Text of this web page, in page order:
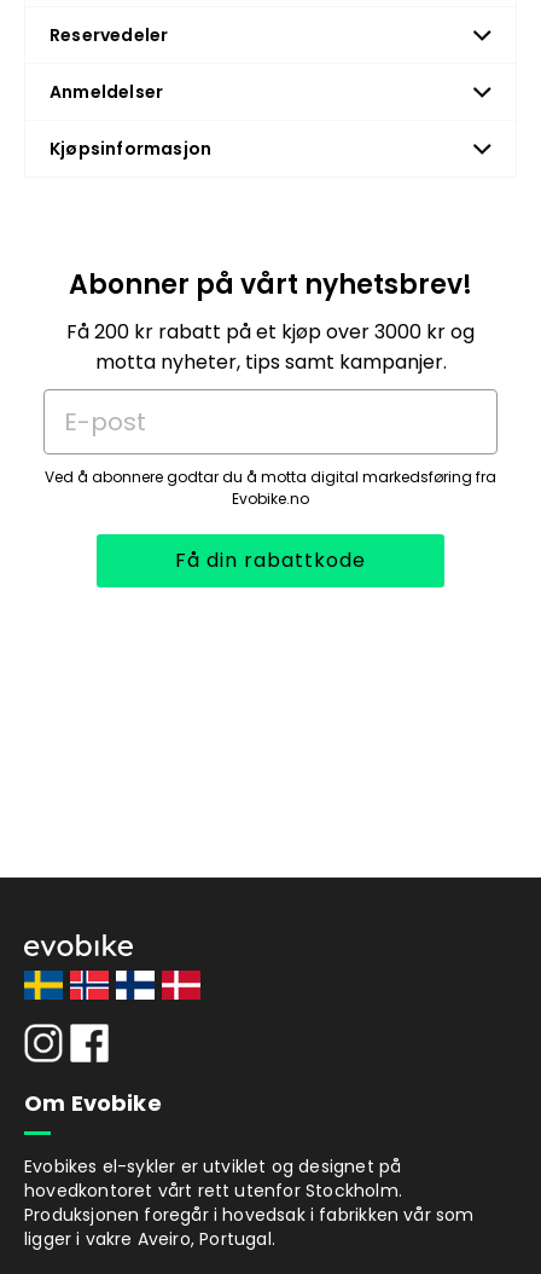
Reservedeler
Anmeldelser
Kjøpsinformasjon
Abonner på vårt nyhetsbrev!
Få 200 kr rabatt på et kjøp over 3000 kr og
motta nyheter, tips samt kampanjer.
E-post
Ved å abonnere godtar du å motta digital markedsføring fra
Evobike.no
Få din rabattkode
Om Evobike
Evobikes el-sykler er utviklet og designet på
hovedkontoret vårt rett utenfor Stockholm.
Produksjonen foregår i hovedsak i fabrikken vår som
ligger i vakre Aveiro, Portugal.